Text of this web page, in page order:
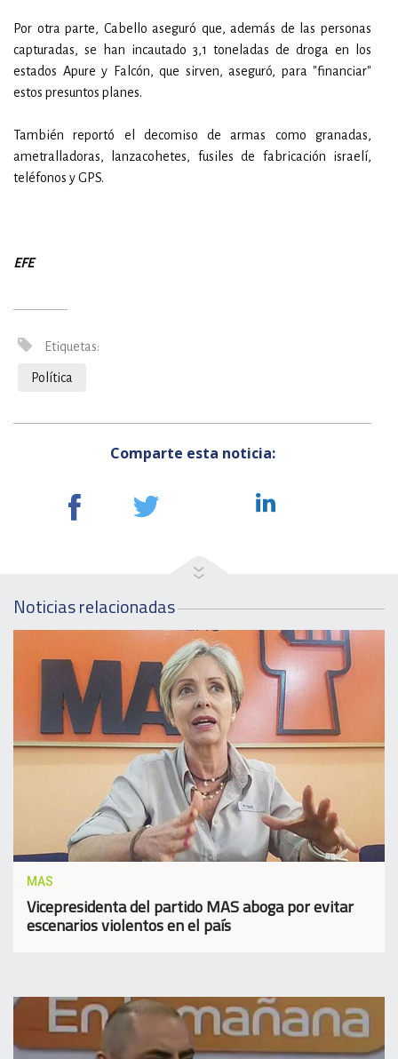
Por otra parte, Cabello aseguró que, además de las personas
capturadas, se han incautado 3,1 toneladas de droga en los
estados Apure y Falcón, que sirven, aseguró, para "financiar"
estos presuntos planes.
También reportó el decomiso de armas como granadas,
ametralladoras, lanzacohetes, fusiles de fabricación israelí,
teléfonos y GPS.
EFE
Etiquetas:
Política
Comparte esta noticia:
Noticias relacionadas
MAS
Vicepresidenta del partido MAS aboga por evitar
escenarios violentos en el país